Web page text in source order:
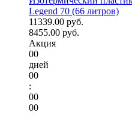
Legend 70 (66 литров)
11339.00 руб.
8455.00 руб.
Акция
00
дней
00
:
00
00